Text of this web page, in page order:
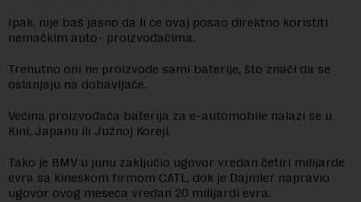
Ipak, nije baš jasno da li će ovaj posao direktno koristiti
nemačkim auto- proizvođačima.
Trenutno oni ne proizvode sami baterije, što znači da se
oslanjaju na dobavljače.
Većina proizvođača baterija za e-automobile nalazi se u
Kini, Japanu ili Južnoj Koreji.
Tako je BMV u junu zaključio ugovor vredan četiri milijarde
evra sa kineskom firmom CATL, dok je Dajmler napravio
ugovor ovog meseca vredan 20 milijardi evra.